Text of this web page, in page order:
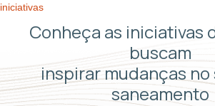
iniciativas
Conheça as iniciativas
buscam
inspirar mudanças
saneamento